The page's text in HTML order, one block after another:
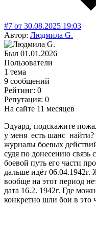
#7 от 30.08.2025 19:03
Автор: Людмила G.
Был 01.01.2026
Пользователи
1 тема
9 сообщений
Рейтинг: 0
Репутация: 0
На сайте 11 месяцев
Эдуард, подскажите
у меня есть шанс найти?
журналы боевых
судя по донесению связь
боевой путь его части
дальше идёт
вообще на этот период
дата 16.2. 1942г. Где
конкретно шли бои в это